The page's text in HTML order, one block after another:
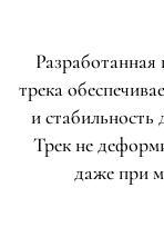
трека
и стабильность
Трек не
даже при